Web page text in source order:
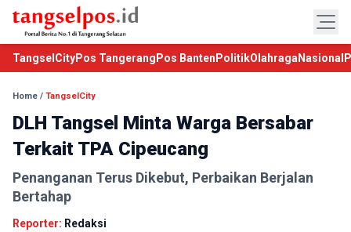
TangselCityPos Tangerang Pos Banten PolitikOlahraga Nasional
Home / TangselCity
DLH Tangsel Minta Warga Bersabar
Terkait TPA Cipeucang
Penanganan Terus Dikebut, Perbaikan Berjalan
Bertahap
Reporter: Redaksi